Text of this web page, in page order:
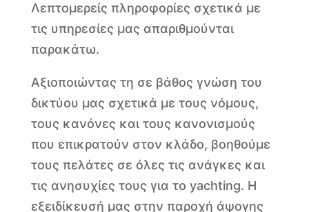
Λεπτομερείς πληροφορίες σχετικά με
τις υπηρεσίες μας απαριθμούνται
παρακάτω.
Αξιοποιώντας τη σε βάθος γνώση του
δικτύου μας σχετικά με τους νόμους,
τους κανόνες και τους κανονισμούς
που επικρατούν στον κλάδο, βοηθούμε
τους πελάτες σε όλες τις ανάγκες και
τις ανησυχίες τους για το yachting. Η
εξειδίκευσή μας στην παροχή άψογης